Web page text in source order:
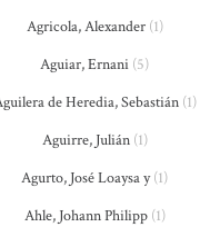
Agricola, Alexander(1)
Aguiar, Ernani (5)
de Heredia, Sebastián(1)
Aguirre, Julián(1)
Agurto, José Loaysa y(1)
Ahle, Johann Philipp(1)